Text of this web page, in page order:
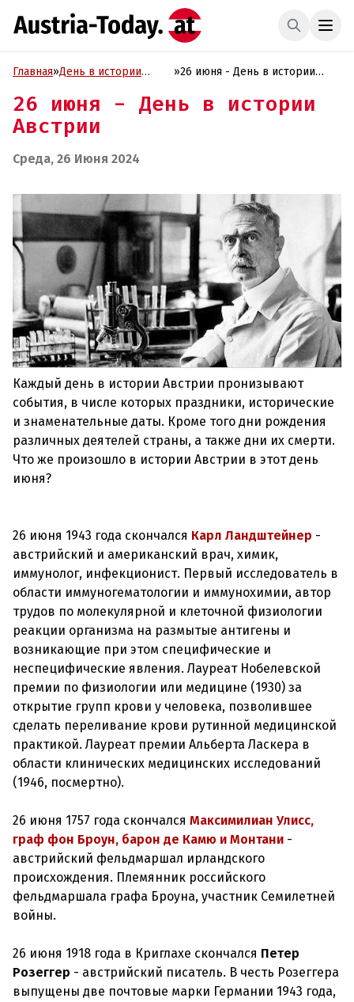
Главная»День в истории
»26 июня - День в истории
26 июня - День в истории
Австрии
Среда, 26 Июня 2024
Каждый день в истории Австрии пронизывают
события, в числе которых праздники, исторические
и знаменательные даты. Кроме того дни рождения
различных деятелей страны, а также дни их смерти.
Что же произошло в истории Австрии в этот день
июня?
26 июня 1943 года скончался Карл Ландштейнер -
австрийский и американский врач, химик,
иммунолог, инфекционист. Первый исследователь в
области иммуногематологии и иммунохимии, автор
трудов по молекулярной и клеточной физиологии
реакции организма на размытые антигены и
возникающие при этом специфические и
неспецифические явления. Лауреат Нобелевской
премии по физиологии или медицине (1930) за
открытие групп крови у человека, позволившее
сделать переливание крови рутинной медицинской
практикой. Лауреат премии Альберта Ласкера в
области клинических медицинских исследований
(1946, посмертно).
26 июня 1757 года скончался Максимилиан Улисс,
граф фон Броун, барон де Камю и Монтани -
австрийский фельдмаршал ирландского
происхождения. Племянник российского
фельдмаршала графа Броуна, участник Семилетней
войны.
26 июня 1918 года в Криглахе скончался Петер
Розеггер - австрийский писатель. В честь Розеггера
выпущены две почтовые марки Германии 1943 года,